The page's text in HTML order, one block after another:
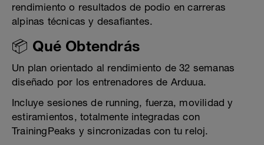
rendimiento o resultados de podio en carreras
alpinas técnicas y desafiantes.
📦 Qué Obtendrás
Un plan orientado al rendimiento de 32 semanas
diseñado por los entrenadores de Arduua.
Incluye sesiones de running, fuerza, movilidad y
estiramientos, totalmente integradas con
TrainingPeaks y sincronizadas con tu reloj.